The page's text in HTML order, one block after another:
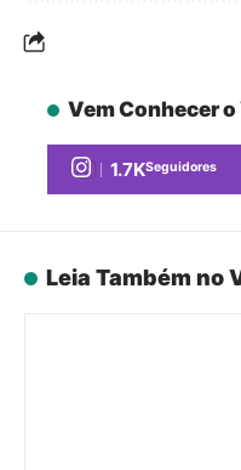
Vem Conhecer
1.7KSeguidores
Leia Também no